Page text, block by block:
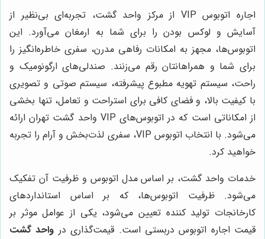
اجاره اتوبوس VIP از مرکز واحد گشت، تجربه‌ای بی‌نظیر از
آسایش و لوکس بودن را برای شما به ارمغان می‌آورد. این
اتوبوس‌ها، مجهز به امکانات رفاهی مدرن، سفری خاطره‌انگیز را
برای شما و همراهانتان رقم می‌زنند. صندلی‌های ارگونومیک و
راحت، سیستم تهویه مطبوع پیشرفته، سیستم صوتی و تصویری
با کیفیت بالا، و فضای کافی برای استراحت و تعامل، تنها بخشی
از امکاناتی است که در اتوبوس‌های VIP واحد گشت تهران ارائه
می‌شود. با انتخاب اتوبوس VIP، سفری لذت‌بخش و آرام را تجربه
خواهید کرد.
خدمات واحد گشت، بر اساس مدل اتوبوس و ظرفیت آن تفکیک
می‌شود. ظرفیت اتوبوس‌ها، که بر اساس استانداردهای
کارخانجات تولید کننده تعیین می‌شود، یکی از عوامل موثر بر
قیمت اجاره اتوبوس دربستی است. قیمت‌گذاری در واحد گشت